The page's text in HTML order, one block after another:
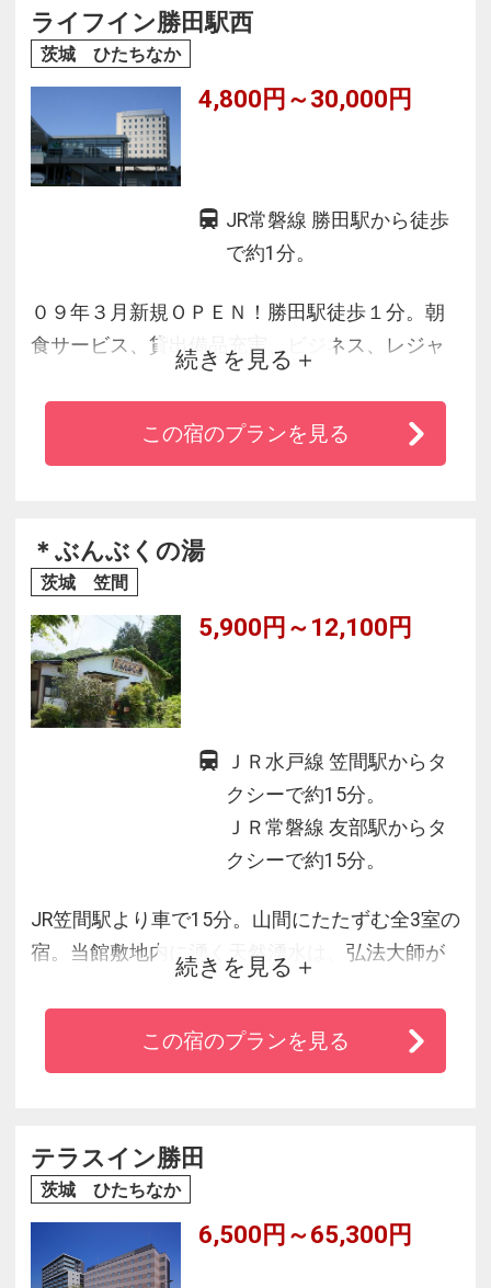
◆朝食は6時30分オープン農園直送新鮮野菜が大
人気。全30品目取り放題。
ライフイン勝田駅西
茨城 ひたちなか
4,800円～30,000円
JR常磐線 勝田駅から徒歩
で約1分。
０９年３月新規ＯＰＥＮ！勝田駅徒歩１分。朝
食サービス、貸出備品充実、ビジネス、レジャ
インターネット接続無料。リーズナブルで出張
にもレジャーにもおすすめ。
続きを見る
この宿のプランを見る
＊ぶんぶくの湯
茨城 笠間
5,900円～12,100円
ＪＲ水戸線 笠間駅からタ
クシーで約15分。
ＪＲ常磐線 友部駅からタ
クシーで約15分。
JR笠間駅より車で15分。山間にたたずむ全3室の
宿。当館敷地内に湧く天然湧水は、弘法大師が
関東ご巡錫の折に発見されたと言われており、
胃腸病や皮膚病によいと評判です。ゴルフでの
お泊りにもおすすめ
続きを見る
この宿のプランを見る
テラスイン勝田
茨城 ひたちなか
6,500円～65,300円